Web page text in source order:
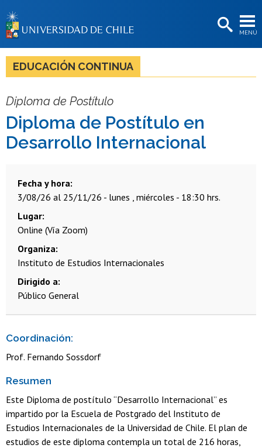
MENÚ
BIBLIOTECAS
LA UNIVERSIDAD
Estudiantes
Académicas/os
EDUCACIÓN CONTINUA
Diploma de Postítulo
Diploma de Postítulo en
Desarrollo Internacional
Fecha y hora
3/08/26 al 25/11/26 - lunes , miércoles - 18:30 hrs.
Lugar
Online (Vía Zoom)
Organiza
Instituto de Estudios Internacionales
Dirigido a
Público General
Coordinación:
Prof. Fernando Sossdorf
Resumen
Este Diploma de postítulo “Desarrollo Internacional” es
impartido por la Escuela de Postgrado del Instituto de
Estudios Internacionales de la Universidad de Chile. El plan de
estudios de este diploma contempla un total de 216 horas,